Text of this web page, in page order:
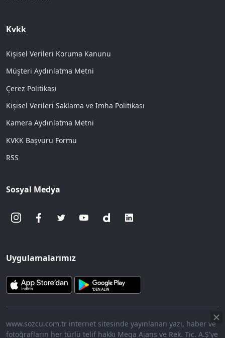
Kvkk
Kişisel Verileri Koruma Kanunu
Müşteri Aydınlatma Metni
Çerez Politikası
Kişisel Verileri Saklama ve İmha Politikası
Kamera Aydınlatma Metni
KVKK Başvuru Formu
RSS
Sosyal Medya
Uygulamalarımız
www.sozcu.com.tr internet sitesinde yayınlanan yazı, haber ve
fotoğrafların her türlü telif hakkı Mega Ajans ve Rek. Tic. A.Ş'ye